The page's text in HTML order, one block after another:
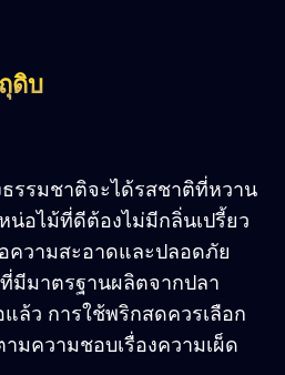
ดิบ
รรมชาติจะได้รสชาติที่หวาน
น่อไม้ที่ดีต้องไม่มีกลิ่นเปรี้ยว
ความสะอาดและปลอดภัย
มีมาตรฐานผลิตจากปลา
ล้ว การใช้พริกสดควรเลือก
มความชอบเรื่องความเผ็ด